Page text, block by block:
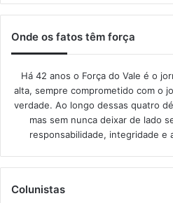
Onde os fatos têm força
Há 42 anos o Força do Vale é o
alta, sempre comprometido com o
verdade. Ao longo dessas quatro
mas sem nunca deixar de lado
responsabilidade, integridade e
Colunistas